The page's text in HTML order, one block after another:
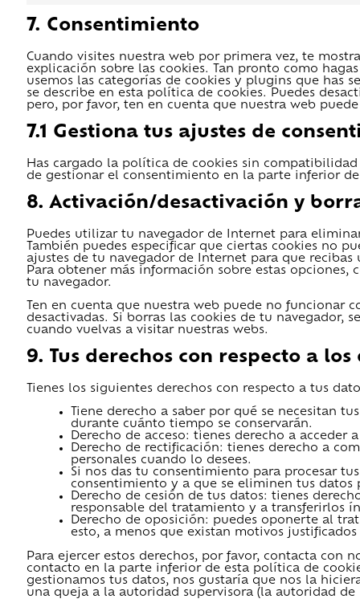
7. Consentimiento
Cuando visites nuestra web por primera vez, te
explicación sobre las cookies. Tan pronto como
usemos las categorías de cookies y plugins que has
se describe en esta política de cookies. Puedes
pero, por favor, ten en cuenta que nuestra web
7.1 Gestiona tus ajustes de
Has cargado la política de cookies sin
de gestionar el consentimiento en la parte inferior
8. Activación/desactivación y
Puedes utilizar tu navegador de Internet para
También puedes especificar que ciertas cookies no
ajustes de tu navegador de Internet para que recibas
Para obtener más información sobre estas opciones,
tu navegador.
Ten en cuenta que nuestra web puede no funcionar
desactivadas. Si borras las cookies de tu navegador,
cuando vuelvas a visitar nuestras webs.
9. Tus derechos con respecto a
Tienes los siguientes derechos con respecto a tus
Tiene derecho a saber por qué se necesitan
durante cuánto tiempo se conservarán.
Derecho de acceso: tienes derecho a acceder
Derecho de rectificación: tienes derecho a
personales cuando lo desees.
Si nos das tu consentimiento para procesar
consentimiento y a que se eliminen tus datos
Derecho de cesión de tus datos: tienes
responsable del tratamiento y a transferirlos
Derecho de oposición: puedes oponerte al
esto, a menos que existan motivos
Para ejercer estos derechos, por favor, contacta con
contacto en la parte inferior de esta política de
gestionamos tus datos, nos gustaría que nos la
una queja a la autoridad supervisora (la autoridad de